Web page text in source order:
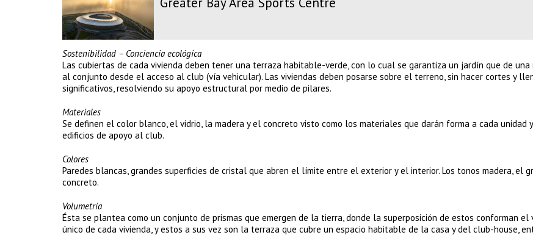
Sostenibilidad – Conciencia ecológica
Las cubiertas de cada vivienda deben tener una terraza habitable-verde, con lo cual se garantiza un jardín que de una
al conjunto desde el acceso al club (vía vehicular). Las viviendas deben posarse sobre el terreno, sin hacer cortes y
significativos, resolviendo su apoyo estructural por medio de pilares.
Materiales
Se definen el color blanco, el vidrio, la madera y el concreto visto como los materiales que darán forma a cada unidad
edificios de apoyo al club.
Colores
Paredes blancas, grandes superficies de cristal que abren el límite entre el exterior y el interior. Los tonos madera, el
concreto.
Volumetría
Ésta se plantea como un conjunto de prismas que emergen de la tierra, donde la superposición de estos conforman el
único de cada vivienda, y estos a sus vez son la terraza que cubre un espacio habitable de la casa y del club-house,